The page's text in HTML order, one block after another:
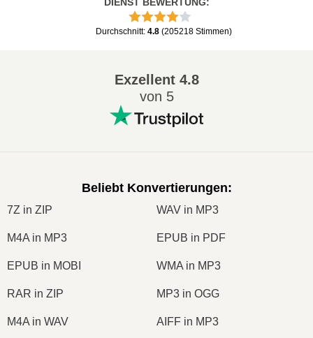
Durchschnitt: 4.8 (205218 Stimmen)
Exzellent4.8
von 5
Beliebt Konvertierungen:
7Z in ZIP WAV in MP3
M4A in MP3 EPUB in PDF
EPUB in MOBI WMA in MP3
RAR in ZIP MP3 in OGG
M4A in WAV AIFF in MP3